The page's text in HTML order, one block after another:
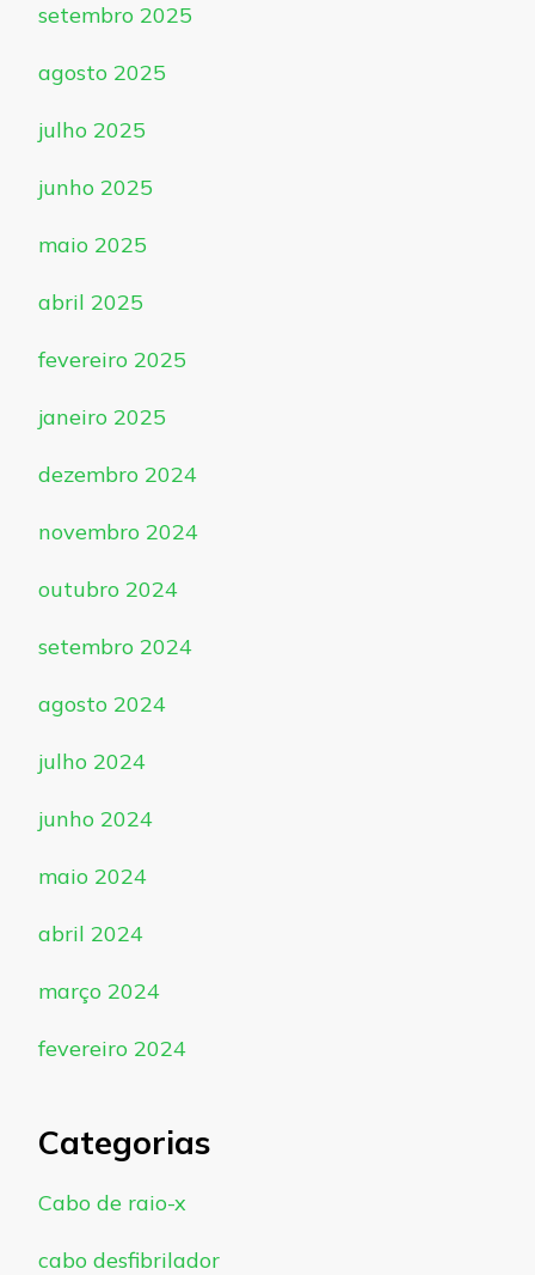
setembro 2025
agosto 2025
julho 2025
junho 2025
maio 2025
abril 2025
fevereiro 2025
janeiro 2025
dezembro 2024
novembro 2024
outubro 2024
setembro 2024
agosto 2024
julho 2024
junho 2024
maio 2024
abril 2024
março 2024
fevereiro 2024
Categorias
Cabo de raio-x
cabo desfibrilador